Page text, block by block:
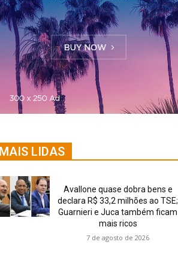
LIDAS
Avallone quase dobra bens e
declara R$ 33,2 milhões ao TSE;
Guarnieri e Juca também ficam
mais ricos
7 de agosto de 2026